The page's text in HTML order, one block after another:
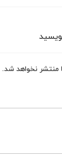
منتشر نخواهد شد.